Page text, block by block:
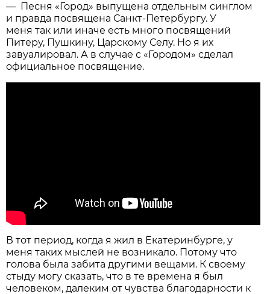
— Песня «Город» выпущена отдельным синглом
и правда посвящена Санкт-Петербургу. У
меня так или иначе есть много посвящений
Питеру, Пушкину, Царскому Селу. Но я их
завуалировал. А в случае с «Городом» сделал
официальное посвящение.
В тот период, когда я жил в Екатеринбурге, у
меня таких мыслей не возникало. Потому что
голова была забита другими вещами. К своему
стыду могу сказать, что в те времена я был
человеком, далеким от чувства благодарности к